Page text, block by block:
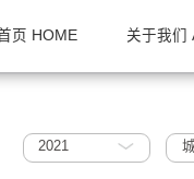
首页 HOME 关
2021